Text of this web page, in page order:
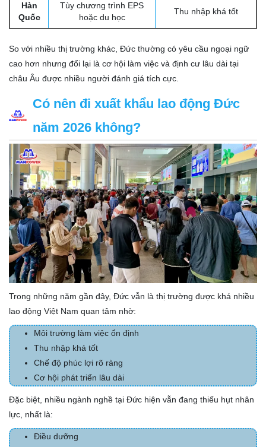
Hàn
Quốc
Tùy chương trình EPS
hoặc du học
Thu nhập khá tốt
So với nhiều thị trường khác, Đức thường có yêu cầu ngoại ngữ
cao hơn nhưng đổi lại là cơ hội làm việc và định cư lâu dài tại
châu Âu được nhiều người đánh giá tích cực.
Có nên đi xuất khẩu lao động Đức
năm 2026 không?
Trong những năm gần đây, Đức vẫn là thị trường được khá nhiều
lao động Việt Nam quan tâm nhờ:
Môi trường làm việc ổn định
Thu nhập khá tốt
Chế độ phúc lợi rõ ràng
Cơ hội phát triển lâu dài
Đặc biệt, nhiều ngành nghề tại Đức hiện vẫn đang thiếu hụt nhân
lực, nhất là:
Điều dưỡng